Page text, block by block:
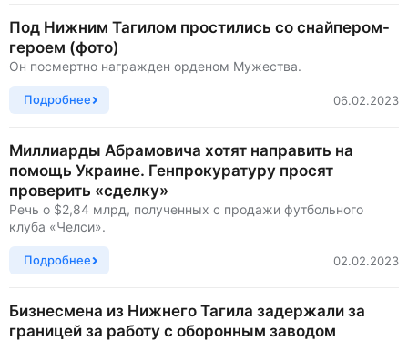
Под Нижним Тагилом простились со снайпером-
героем (фото)
Он посмертно награжден орденом Мужества.
Подробнее 06.02.2023
Миллиарды Абрамовича хотят направить на
помощь Украине. Генпрокуратуру просят
проверить «сделку»
Речь о $2,84 млрд, полученных с продажи футбольного
клуба «Челси».
Подробнее 02.02.2023
Бизнесмена из Нижнего Тагила задержали за
границей за работу с оборонным заводом